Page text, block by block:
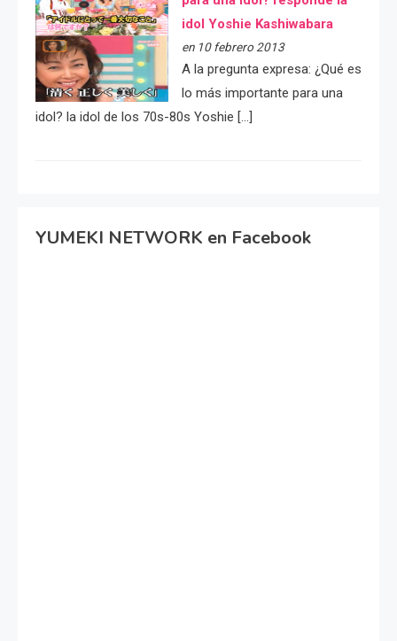
idol Yoshie Kashiwabara
en 10 febrero 2013
A la pregunta expresa: ¿Qué es
lo más importante para una
idol? la idol de los 70s-80s Yoshie […]
YUMEKI NETWORK en Facebook